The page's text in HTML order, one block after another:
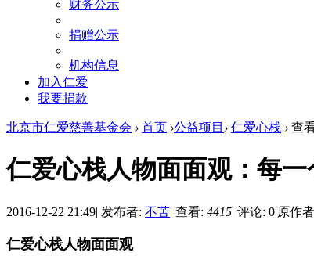
财务公示
捐赠公示
机构信息
加入仁爱
我要捐款
北京市仁爱慈善基金会 › 首页 ›公益项目 › 仁爱心栈 › 查
仁爱心栈人物面面观：每
2016-12-22 21:49| 发布者: 不苦| 查看: 4415| 评论: 0|原作
仁爱心栈人物面面观